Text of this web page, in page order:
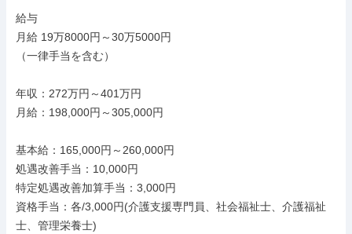
給与
月給 19万8000円～30万5000円
（一律手当を含む）
年収：272万円～401万円
月給：198,000円～305,000円
基本給：165,000円～260,000円
処遇改善手当：10,000円
特定処遇改善加算手当：3,000円
資格手当：各/3,000円(介護支援専門員、社会福祉士、介護福祉
士、管理栄養士)